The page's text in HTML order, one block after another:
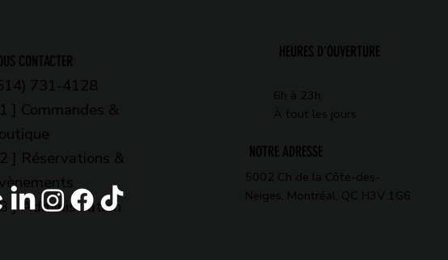
CONTACTER
731-4128
] Commandes &
] Réservations &
] Administration
HEURES D'OUVERTURE
6h à 23h
À tout les jours
5002 Ch de la Côte-des-
Neiges, Montréal, QC H3V 1G6
NOTRE ADRESSE